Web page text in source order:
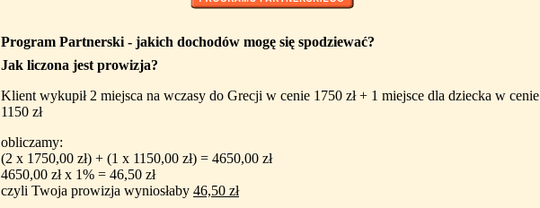
Program Partnerski - jakich dochodów mogę się spodziewać?
Jak liczona jest prowizja?
Klient wykupił 2 miejsca na wczasy do Grecji w cenie 1750 zł + 1 miejsce dla dziecka w cenie
1150 zł
obliczamy:
(2 x 1750,00 zł) + (1 x 1150,00 zł) = 4650,00 zł
4650,00 zł x 1% = 46,50 zł
czyli Twoja prowizja wyniosłaby 46,50 zł